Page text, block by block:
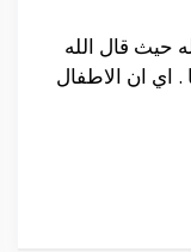
حيث قال الله
. اي ان الاطفال